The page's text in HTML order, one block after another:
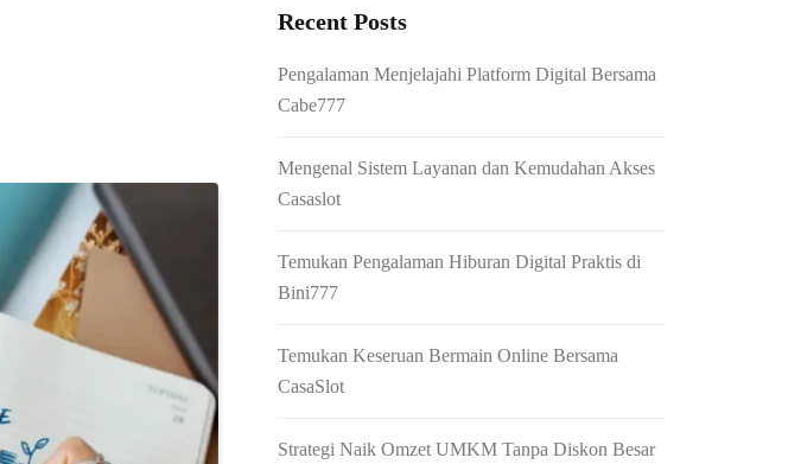
Recent Posts
Pengalaman Menjelajahi Platform Digital Bersama
Cabe777
Mengenal Sistem Layanan dan Kemudahan Akses
Casaslot
Temukan Pengalaman Hiburan Digital Praktis di
Bini777
Temukan Keseruan Bermain Online Bersama
CasaSlot
Strategi Naik Omzet UMKM Tanpa Diskon Besar